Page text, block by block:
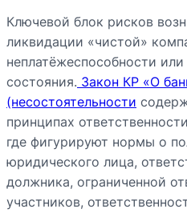
Ключевой блок рисков
ликвидации «чистой»
неплатёжеспособности
состояния. Закон КР «О
(несостоятельности
принципах
где фигурируют нормы о
юридического лица,
должника, ограниченной
участников,